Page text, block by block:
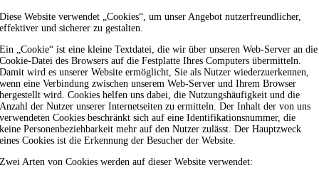
Diese Website verwendet „Cookies“, um unser Angebot nutzerfreundlicher,
effektiver und sicherer zu gestalten.
Ein „Cookie“ ist eine kleine Textdatei, die wir über unseren Web-Server an die
Cookie-Datei des Browsers auf die Festplatte Ihres Computers übermitteln.
Damit wird es unserer Website ermöglicht, Sie als Nutzer wiederzuerkennen,
wenn eine Verbindung zwischen unserem Web-Server und Ihrem Browser
hergestellt wird. Cookies helfen uns dabei, die Nutzungshäufigkeit und die
Anzahl der Nutzer unserer Internetseiten zu ermitteln. Der Inhalt der von uns
verwendeten Cookies beschränkt sich auf eine Identifikationsnummer, die
keine Personenbeziehbarkeit mehr auf den Nutzer zulässt. Der Hauptzweck
eines Cookies ist die Erkennung der Besucher der Website.
Zwei Arten von Cookies werden auf dieser Website verwendet: